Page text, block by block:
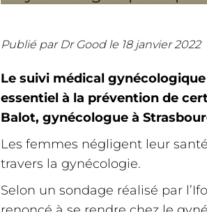
Publié par Dr Good le 18 janvier 2022
Le suivi médical
essentiel à la prévention de
Balot, gynécologue à
Les femmes négligent leur
travers la gynécologie.
Selon un sondage réalisé par